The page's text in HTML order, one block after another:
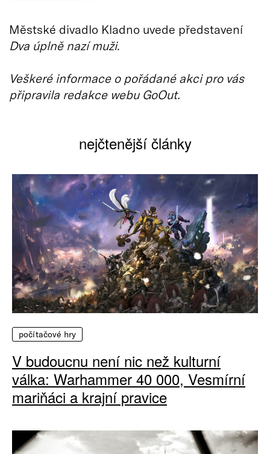
Městské divadlo Kladno uvede představení
Dva úplně nazí muži.
Veškeré informace o pořádané akci pro vás
připravila redakce webu GoOut.
nejčtenější články
počítačové hry
V budoucnu není nic než kulturní
válka: Warhammer 40 000, Vesmírní
mariňáci a krajní pravice